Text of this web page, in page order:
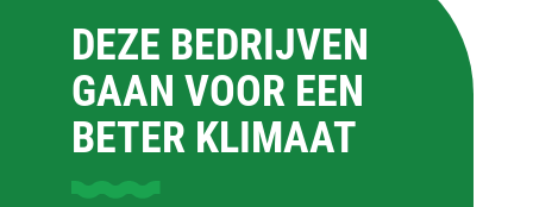
DEZE BEDRIJVEN
GAAN VOOR EEN
BETER KLIMAAT